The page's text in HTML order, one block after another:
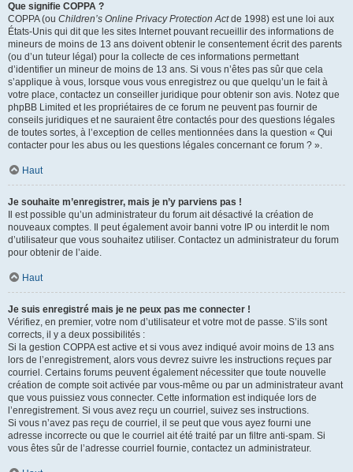
Que signifie COPPA ?
COPPA (ou Children’s Online Privacy Protection Actde 1998) est une loi aux
États-Unis qui dit que les sites Internet pouvant recueillir des informations de
mineurs de moins de 13 ans doivent obtenir le consentement écrit des parents
(ou d’un tuteur légal) pour la collecte de ces informations permettant
d’identifier un mineur de moins de 13 ans. Si vous n’êtes pas sûr que cela
s’applique à vous, lorsque vous vous enregistrez ou que quelqu’un le fait à
votre place, contactez un conseiller juridique pour obtenir son avis. Notez que
phpBB Limited et les propriétaires de ce forum ne peuvent pas fournir de
conseils juridiques et ne sauraient être contactés pour des questions légales
de toutes sortes, à l’exception de celles mentionnées dans la question « Qui
contacter pour les abus ou les questions légales concernant ce forum ? ».
Haut
Je souhaite m’enregistrer, mais je n’y parviens pas !
Il est possible qu’un administrateur du forum ait désactivé la création de
nouveaux comptes. Il peut également avoir banni votre IP ou interdit le nom
d’utilisateur que vous souhaitez utiliser. Contactez un administrateur du forum
pour obtenir de l’aide.
Haut
Je suis enregistré mais je ne peux pas me connecter !
Vérifiez, en premier, votre nom d’utilisateur et votre mot de passe. S’ils sont
corrects, il y a deux possibilités :
Si la gestion COPPA est active et si vous avez indiqué avoir moins de 13 ans
lors de l’enregistrement, alors vous devrez suivre les instructions reçues par
courriel. Certains forums peuvent également nécessiter que toute nouvelle
création de compte soit activée par vous-même ou par un administrateur avant
que vous puissiez vous connecter. Cette information est indiquée lors de
l’enregistrement. Si vous avez reçu un courriel, suivez ses instructions.
Si vous n’avez pas reçu de courriel, il se peut que vous ayez fourni une
adresse incorrecte ou que le courriel ait été traité par un filtre anti-spam. Si
vous êtes sûr de l’adresse courriel fournie, contactez un administrateur.